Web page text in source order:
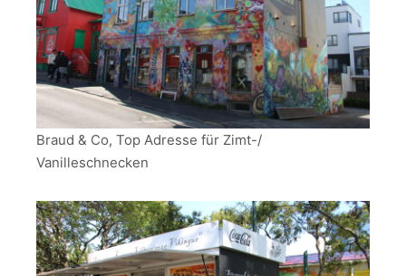
Braud & Co, Top Adresse für Zimt-/
Vanilleschnecken